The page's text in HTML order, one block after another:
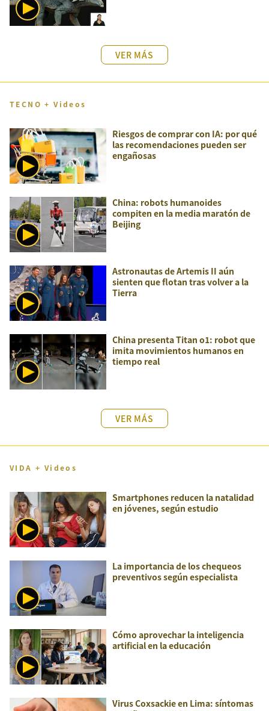
VER MÁS
TECNO + Videos
Riesgos de comprar con IA: por qué
las recomendaciones pueden ser
engañosas
China: robots humanoides
compiten en la media maratón de
Beijing
Astronautas de Artemis II aún
sienten que flotan tras volver a la
Tierra
China presenta Titan o1: robot que
imita movimientos humanos en
tiempo real
VER MÁS
VIDA + Videos
Smartphones reducen la natalidad
en jóvenes, según estudio
La importancia de los chequeos
preventivos según especialista
Cómo aprovechar la inteligencia
artificial en la educación
Virus Coxsackie en Lima: síntomas